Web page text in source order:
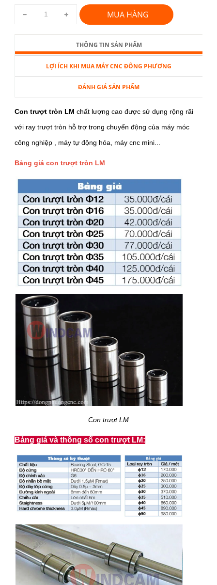
MUA HÀNG
THÔNG TIN SẢN PHẨM
LỢI ÍCH KHI MUA MÁY CNC ĐÔNG PHƯƠNG
ĐÁNH GIÁ SẢN PHẨM
Con trượt tròn LM chất lượng cao được sử dụng rộng rãi
với ray trượt tròn hỗ trợ trong chuyển động của máy móc
công nghiệp , máy tự động hóa, máy cnc mini...
Bảng giá con trượt tròn LM
Con trượt LM
Bảng giá và thông số con trượt LM: